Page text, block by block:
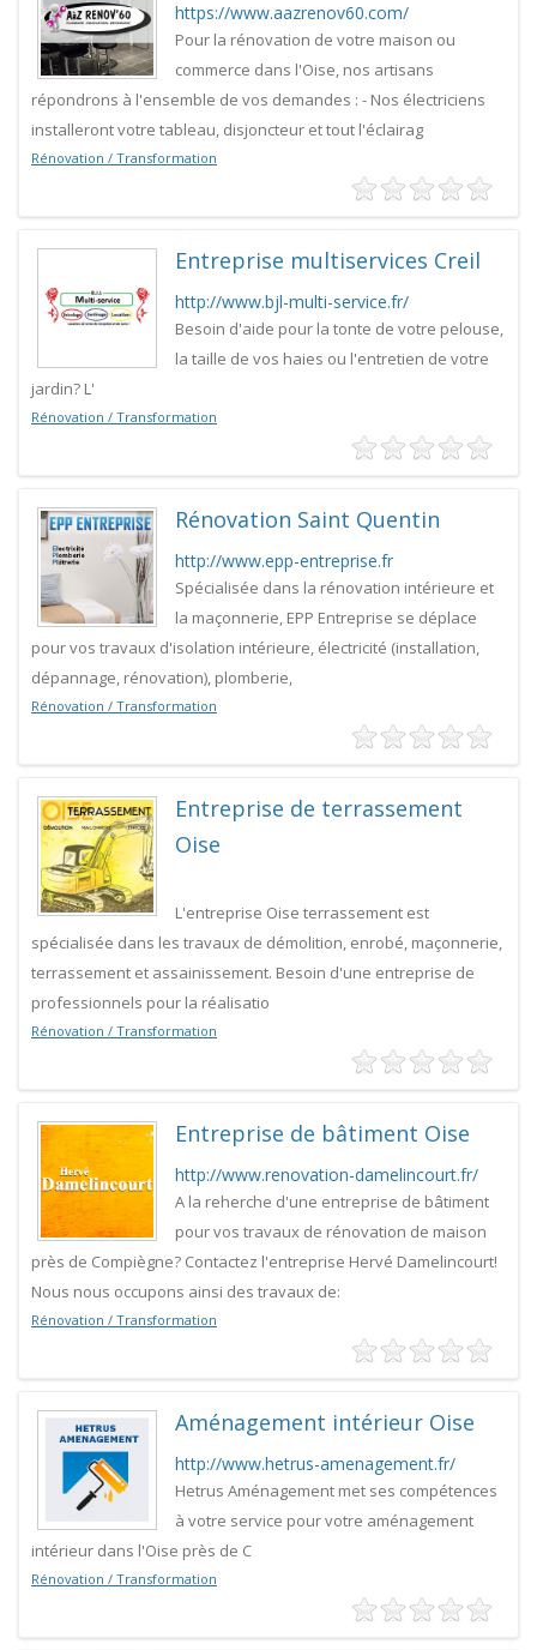
https://www.aazrenov60.com/
Pour la rénovation de votre maison ou
commerce dans l'Oise, nos artisans
répondrons à l'ensemble de vos demandes : - Nos électriciens
installeront votre tableau, disjoncteur et tout l'éclairag
Rénovation / Transformation
Entreprise multiservices Creil
http://www.bjl-multi-service.fr/
Besoin d'aide pour la tonte de votre pelouse,
la taille de vos haies ou l'entretien de votre
jardin? L'
Rénovation / Transformation
Rénovation Saint Quentin
http://www.epp-entreprise.fr
Spécialisée dans la rénovation intérieure et
la maçonnerie, EPP Entreprise se déplace
pour vos travaux d'isolation intérieure, électricité (installation,
dépannage, rénovation), plomberie,
Rénovation / Transformation
Entreprise de terrassement
Oise
L'entreprise Oise terrassement est
spécialisée dans les travaux de démolition, enrobé, maçonnerie,
terrassement et assainissement. Besoin d'une entreprise de
professionnels pour la réalisatio
Rénovation / Transformation
Entreprise de bâtiment Oise
http://www.renovation-damelincourt.fr/
A la reherche d'une entreprise de bâtiment
pour vos travaux de rénovation de maison
près de Compiègne? Contactez l'entreprise Hervé Damelincourt!
Nous nous occupons ainsi des travaux de:
Rénovation / Transformation
Aménagement intérieur Oise
http://www.hetrus-amenagement.fr/
Hetrus Aménagement met ses compétences
à votre service pour votre aménagement
intérieur dans l'Oise près de C
Rénovation / Transformation